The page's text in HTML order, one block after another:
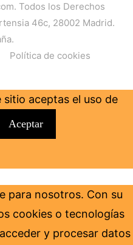
. Todos los Derechos
46c, 28002 Madrid.
Política de cookies
aceptas el uso de
Aceptar
para nosotros. Con su
cookies o tecnologías
y procesar datos